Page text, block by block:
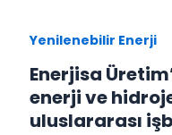
Yenilenebilir Enerji
Enerjisa
enerji ve
uluslararası